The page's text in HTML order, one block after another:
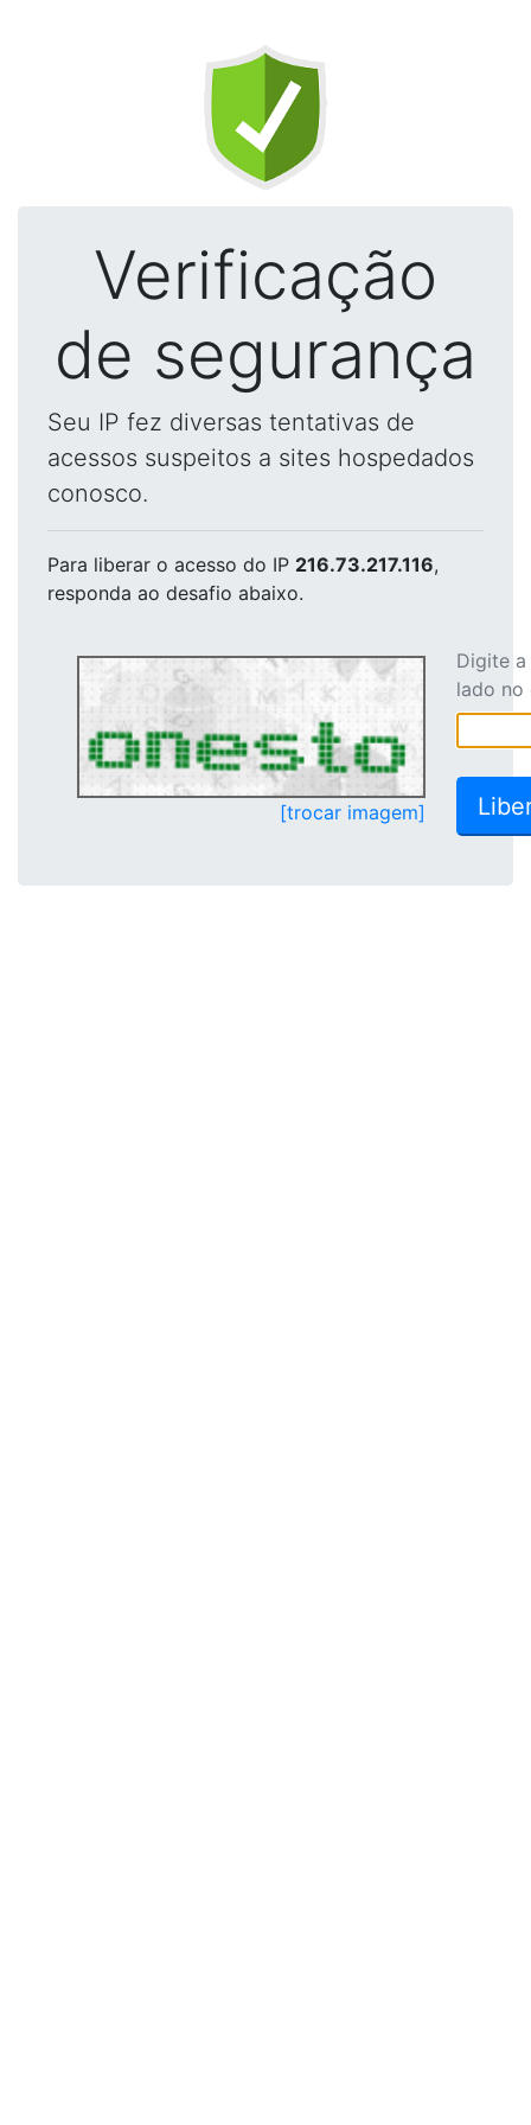
Verificação
de segurança
Seu IP fez diversas tentativas de
acessos suspeitos a sites hospedados
conosco.
Para liberar o acesso do IP 216.73.217.116,
responda ao desafio abaixo.
[trocar imagem]
Digite
lado no